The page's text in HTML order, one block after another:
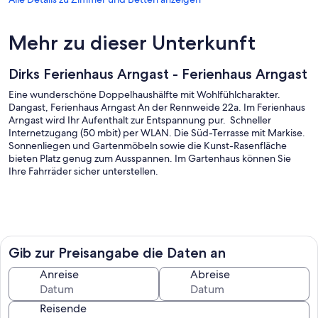
Mehr zu dieser Unterkunft
Dirks Ferienhaus Arngast - Ferienhaus Arngast
Eine wunderschöne Doppelhaushälfte mit Wohlfühlcharakter.
Dangast, Ferienhaus Arngast An der Rennweide 22a. Im Ferienhaus
Arngast wird Ihr Aufenthalt zur Entspannung pur. Schneller
Internetzugang (50 mbit) per WLAN. Die Süd-Terrasse mit Markise.
Sonnenliegen und Gartenmöbeln sowie die Kunst-Rasenfläche
bieten Platz genug zum Ausspannen. Im Gartenhaus können Sie
Ihre Fahrräder sicher unterstellen.
Dangast, Ferienhaus Arngast An der Rennweide 22a. Eine
wunderschöne Doppelhaushälfte mit Wohlfühlcharakter. Im
Ferienhaus Arngast wird Ihr Aufenthalt zur Entspannung pur. Es
liegt zentral, strandnah und trotzdem ruhig. Das Ferienhaus ist
ausgelegt für bis zu 6 Personen mit separater Küche (Spülmaschine)
und Hauswirtschaftsraum (Waschmaschine, Trockner). Gemütliches
Gib zur Preisangabe die Daten an
Anreise Abreise
Reisende